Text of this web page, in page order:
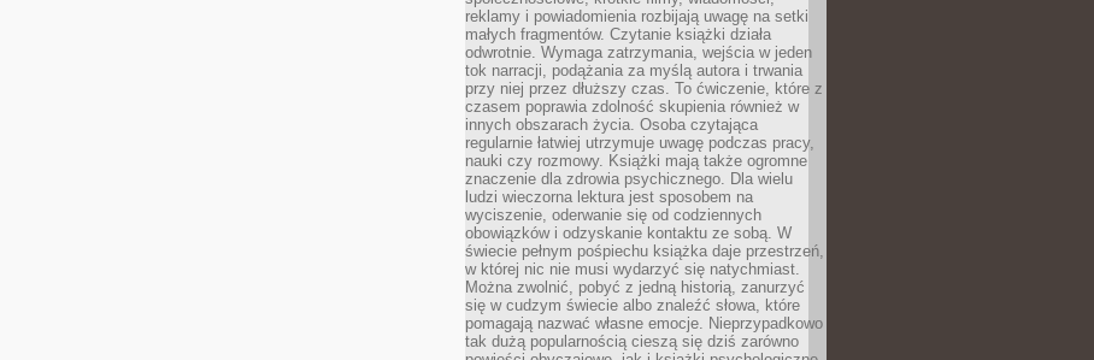
reklamy i powiadomienia rozbijają uwagę na setki
małych fragmentów. Czytanie książki działa
odwrotnie. Wymaga zatrzymania, wejścia w jeden
tok narracji, podążania za myślą autora i trwania
przy niej przez dłuższy czas. To ćwiczenie, które z
czasem poprawia zdolność skupienia również w
innych obszarach życia. Osoba czytająca
regularnie łatwiej utrzymuje uwagę podczas pracy,
nauki czy rozmowy. Książki mają także ogromne
znaczenie dla zdrowia psychicznego. Dla wielu
ludzi wieczorna lektura jest sposobem na
wyciszenie, oderwanie się od codziennych
obowiązków i odzyskanie kontaktu ze sobą. W
świecie pełnym pośpiechu książka daje przestrzeń,
w której nic nie musi wydarzyć się natychmiast.
Można zwolnić, pobyć z jedną historią, zanurzyć
się w cudzym świecie albo znaleźć słowa, które
pomagają nazwać własne emocje. Nieprzypadkowo
tak dużą popularnością cieszą się dziś zarówno